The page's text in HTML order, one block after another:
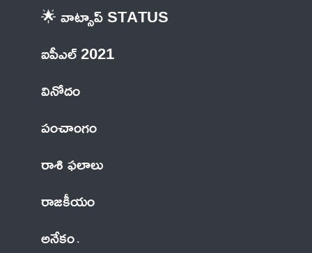
🌟 వాట్సాప్ STATUS
ఐపీఎల్ 2021
వినోదం
పంచాంగం
రాశి ఫలాలు
రాజకీయం
అనేకం